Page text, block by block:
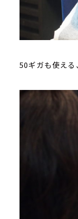
50ギガも使え